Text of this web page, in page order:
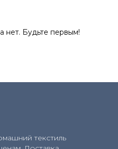
нет. Будьте первым!
текстиль